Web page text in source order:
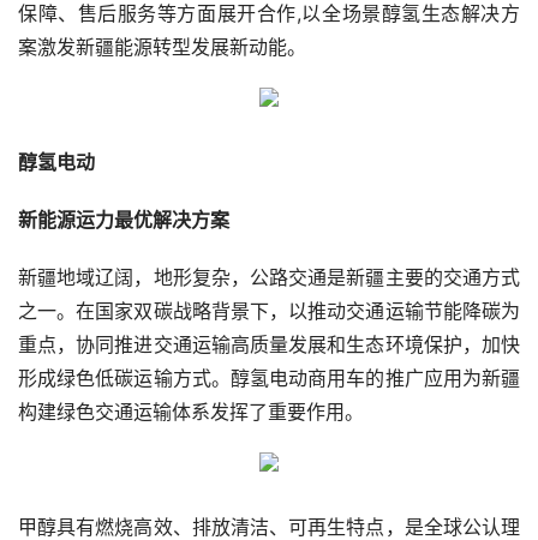
保障、售后服务等方面展开合作,以全场景醇氢生态解决方
案激发新疆能源转型发展新动能。
醇氢电动
新能源运力最优解决方案
新疆地域辽阔，地形复杂，公路交通是新疆主要的交通方式
之一。在国家双碳战略背景下，以推动交通运输节能降碳为
重点，协同推进交通运输高质量发展和生态环境保护，加快
形成绿色低碳运输方式。醇氢电动商用车的推广应用为新疆
构建绿色交通运输体系发挥了重要作用。
甲醇具有燃烧高效、排放清洁、可再生特点，是全球公认理